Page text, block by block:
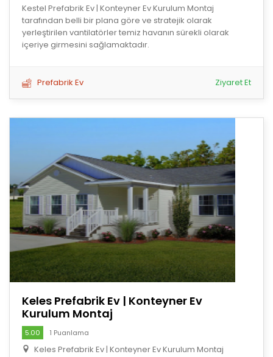
Kestel Prefabrik Ev | Konteyner Ev Kurulum Montaj
tarafından belli bir plana göre ve stratejik olarak
yerleştirilen vantilatörler temiz havanın sürekli olarak
içeriye girmesini sağlamaktadır.
Prefabrik Ev Ziyaret Et
Keles Prefabrik Ev | Konteyner Ev
Kurulum Montaj
5.00 1 Puanlama
Keles Prefabrik Ev | Konteyner Ev Kurulum Montaj